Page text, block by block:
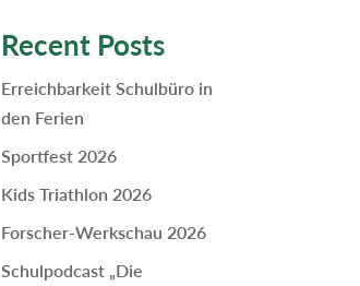
Recent Posts
Erreichbarkeit Schulbüro in
den Ferien
Sportfest 2026
Kids Triathlon 2026
Forscher-Werkschau 2026
Schulpodcast „Die